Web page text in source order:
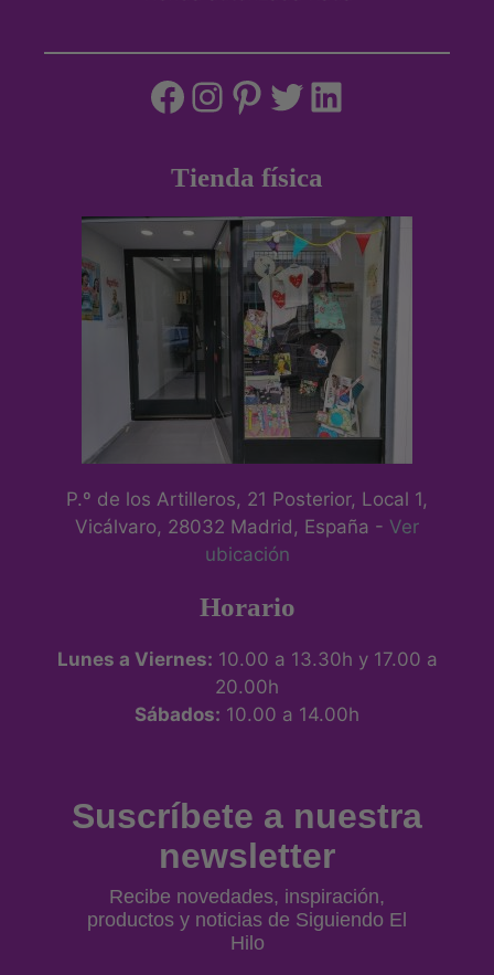
Tienda física
P.º de los Artilleros, 21 Posterior, Local 1,
Vicálvaro, 28032 Madrid, España - Ver
ubicación
Horario
Lunes a Viernes: 10.00 a 13.30h y 17.00 a
20.00h
Sábados: 10.00 a 14.00h
Suscríbete a nuestra
newsletter
Recibe novedades, inspiración,
productos y noticias de Siguiendo El
Hilo